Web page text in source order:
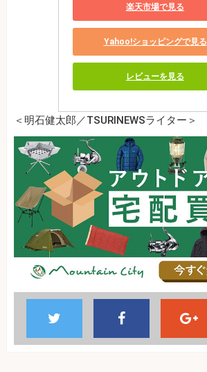
楽天市場で見る
Yahoo!ショッピングで見る
レビューを見る
＜明石健太郎／TSURINEWSライター＞